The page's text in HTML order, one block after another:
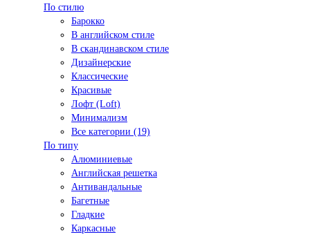
По стилю
Барокко
В английском стиле
В скандинавском стиле
Дизайнерские
Классические
Красивые
Лофт (Loft)
Минимализм
Все категории (19)
По типу
Алюминиевые
Английская решетка
Антивандальные
Багетные
Гладкие
Каркасные